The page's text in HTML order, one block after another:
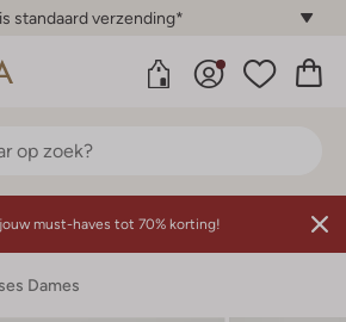
standaard verzending*
jouw must-haves tot 70% korting!
Dames